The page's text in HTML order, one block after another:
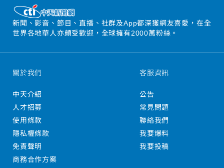
新聞、影音、節目、直播、社群及App都深獲網友喜愛，在全
世界各地華人亦頗受歡迎，全球擁有2000萬粉絲。
關於我們
中天介紹
人才招募
使用條款
隱私權條款
免責聲明
商務合作方案
客服資訊
公告
常見問題
聯絡我們
我要爆料
我要投稿